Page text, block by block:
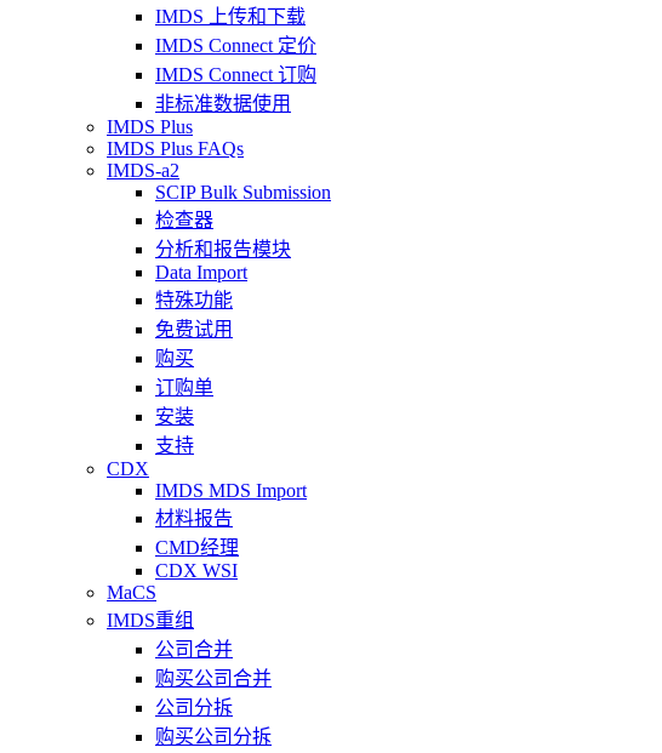
IMDS 上传和下载
IMDS Connect 定价
IMDS Connect 订购
非标准数据使用
IMDS Plus
IMDS Plus FAQs
IMDS-a2
SCIP Bulk Submission
检查器
分析和报告模块
Data Import
特殊功能
免费试用
购买
订购单
安装
支持
CDX
IMDS MDS Import
材料报告
CMD经理
CDX WSI
MaCS
IMDS重组
公司合并
购买公司合并
公司分拆
购买公司分拆